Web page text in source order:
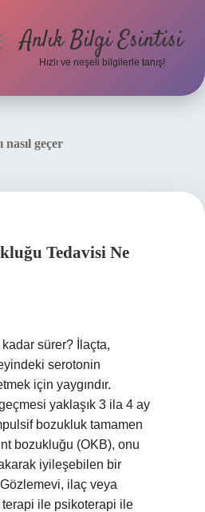
Anlık Bilgi Esintisi
Hızlı ve neşeli bilgilerle tanış!
nasıl geçer
Tedavisi Ne
kadar sürer? İlaçta,
serotonin
için yaygındır.
yaklaşık 3 ila 4 ay
bozukluk tamamen
bozukluğu (OKB), onu
iyileşebilen bir
ilaç veya
terapi ile psikoterapi ile